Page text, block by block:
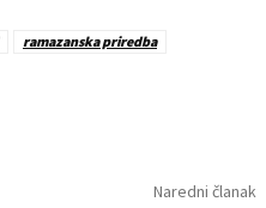
ramazanska priredba
Naredni članak